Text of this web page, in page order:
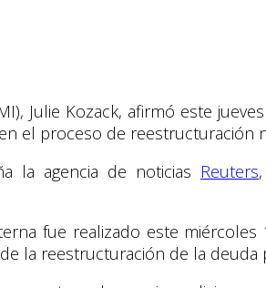
Julie Kozack, afirmó este
el proceso de reestructuración
la agencia de noticias Reuters
fue realizado este
la reestructuración de la deuda